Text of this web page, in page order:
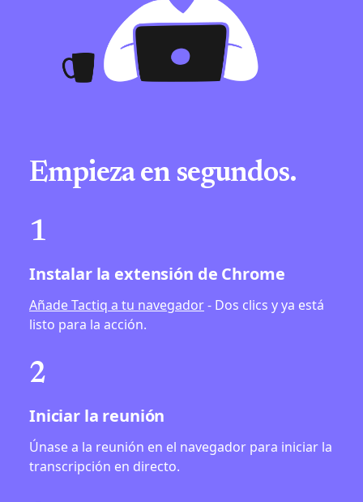
Empieza en segundos.
1
Instalar la extensión de Chrome
Añade Tactiq a tu navegador- Dos clics y ya está
listo para la acción.
2
Iniciar la reunión
Únase a la reunión en el navegador para iniciar la
transcripción en directo.